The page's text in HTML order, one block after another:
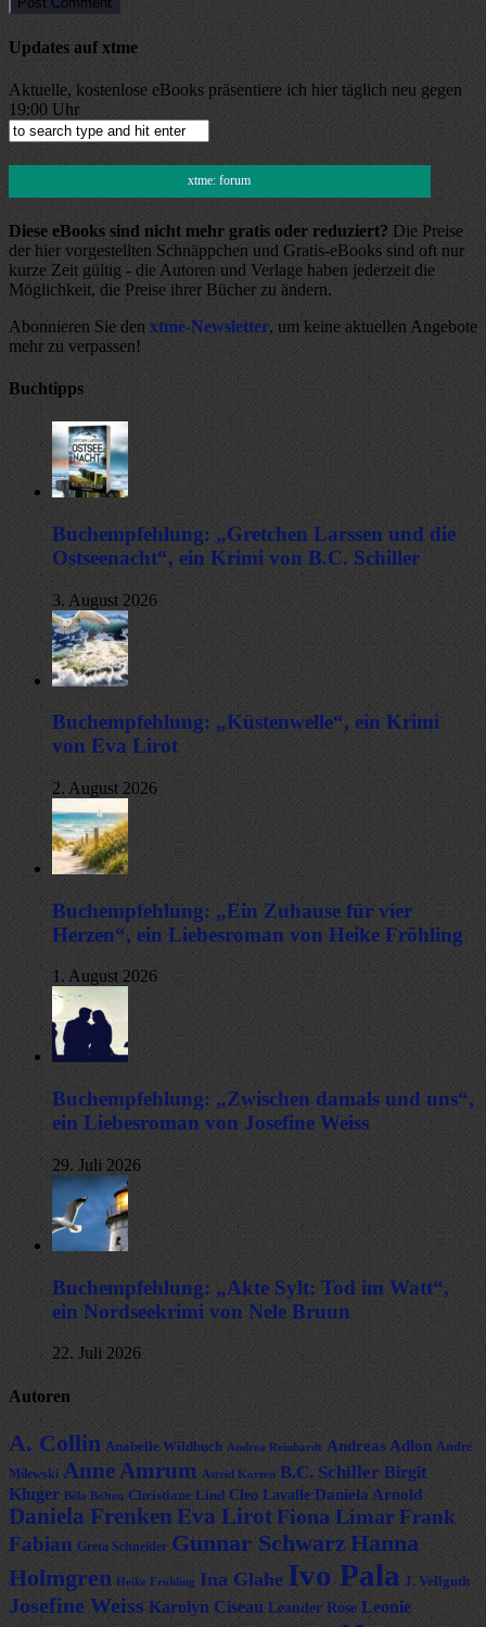
Updates auf xtme
Aktuelle, kostenlose eBooks präsentiere ich hier täglich neu gegen
19:00 Uhr
xtme: forum
Diese eBooks sind nicht mehr gratis oder reduziert?Die Preise
der hier vorgestellten Schnäppchen und Gratis-eBooks sind oft nur
kurze Zeit gültig - die Autoren und Verlage haben jederzeit die
Möglichkeit, die Preise ihrer Bücher zu ändern.
Abonnieren Sie den xtme-Newsletter, um keine aktuellen Angebote
mehr zu verpassen!
Buchtipps
Buchempfehlung: „Gretchen Larssen und die
Ostseenacht“, ein Krimi von B.C. Schiller
3. August 2026
Buchempfehlung: „Küstenwelle“, ein Krimi
von Eva Lirot
2. August 2026
Buchempfehlung: „Ein Zuhause für vier
Herzen“, ein Liebesroman von Heike Fröhling
1. August 2026
Buchempfehlung: „Zwischen damals und uns“,
ein Liebesroman von Josefine Weiss
29. Juli 2026
Buchempfehlung: „Akte Sylt: Tod im Watt“,
ein Nordseekrimi von Nele Bruun
22. Juli 2026
Autoren
A. Collin Anabelle Wildbuch Andrea Reinhardt Andreas Adlon André
Milewski Anne Amrum Astrid Korten B.C. Schiller Birgit
Kluger Béla Bolten Christiane Lind Cleo Lavalle Daniela Arnold
Daniela Frenken Eva LirotFiona LimarFrank
Fabian Greta Schneider Gunnar Schwarz Hanna
Holmgren Heike Fröhling Ina Glahe Ivo Pala J. Vellguth
Josefine Weiss Karolyn Ciseau Leander Rose Leonie